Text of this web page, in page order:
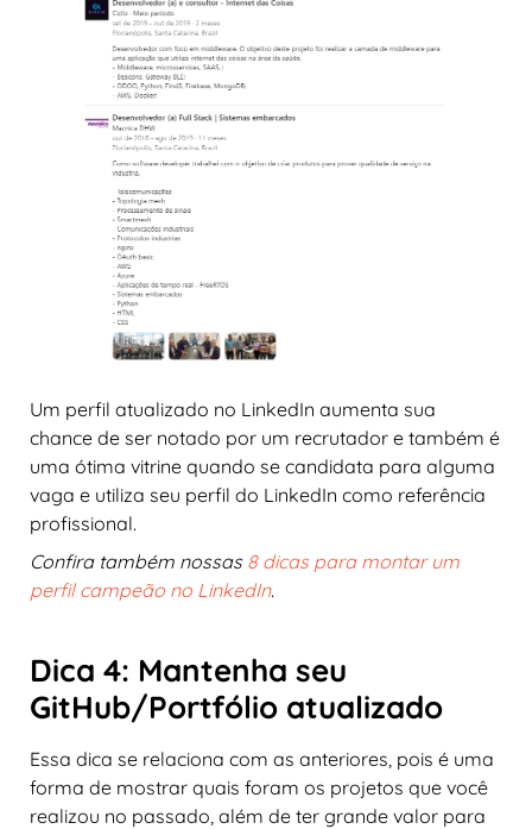
Um perfil atualizado no LinkedIn aumenta sua
chance de ser notado por um recrutador e também é
uma ótima vitrine quando se candidata para alguma
vaga e utiliza seu perfil do LinkedIn como referência
profissional.
Confira também nossas 8 dicas para montar um
perfil campeão no LinkedIn.
Dica 4: Mantenha seu
GitHub/Portfólio atualizado
Essa dica se relaciona com as anteriores, pois é uma
forma de mostrar quais foram os projetos que você
realizou no passado, além de ter grande valor para